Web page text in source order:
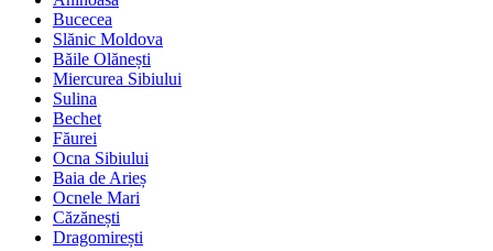
Bucecea
Slănic Moldova
Băile Olănești
Miercurea Sibiului
Sulina
Bechet
Făurei
Ocna Sibiului
Baia de Arieș
Ocnele Mari
Căzănești
Dragomirești